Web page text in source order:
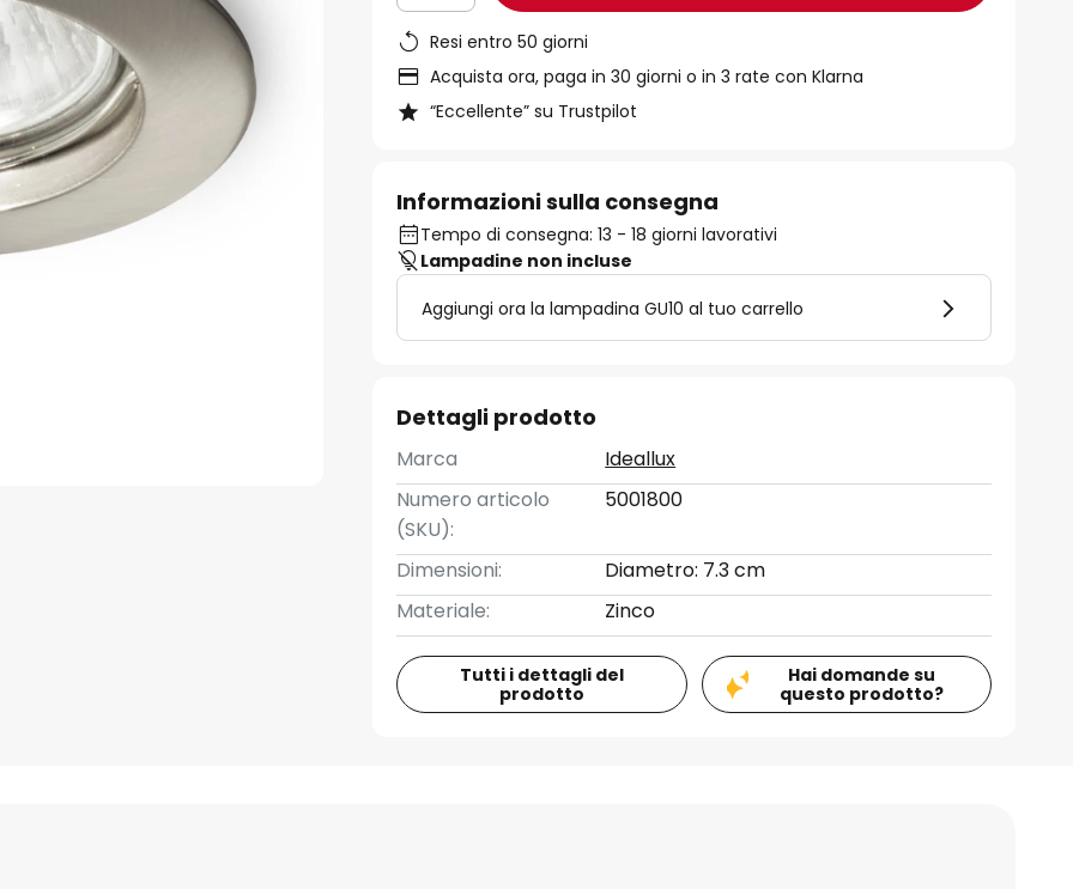
Resi entro 50 giorni
Acquista ora, paga in 30 giorni o in 3 rate con Klarna
“Eccellente” su Trustpilot
Informazioni sulla consegna
Tempo di consegna: 13 - 18 giorni lavorativi
Lampadine non incluse
Aggiungi ora la lampadina GU10 al tuo carrello
Dettagli prodotto
Marca
Ideallux
Numero articolo
(SKU):
5001800
Dimensioni:
Diametro: 7.3 cm
Materiale:
Zinco
Tutti i dettagli del
prodotto
Hai domande su
questo prodotto?